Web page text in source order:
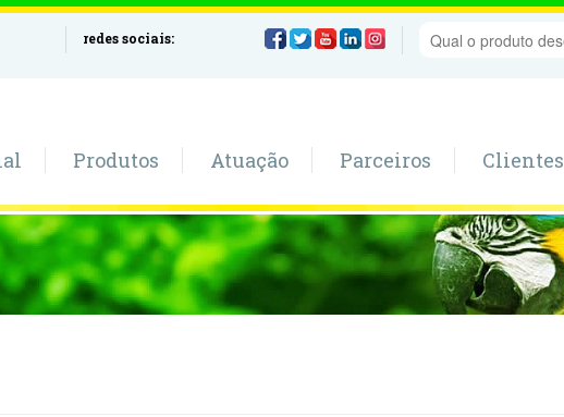
redes sociais:
Produtos Atuação Parceiros Clientes